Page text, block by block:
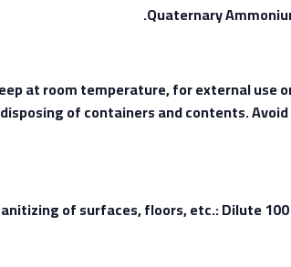
Quaternary
at room temperature, for external use
of containers and contents.
of surfaces, floors, etc.: Dilute